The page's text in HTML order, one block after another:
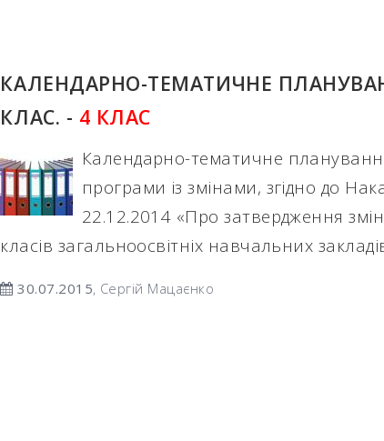
КАЛЕНДАРНО-ТЕМАТИЧНЕ
КЛАС. - 4 КЛАС
Календарно-тематичне
програми із змінами, згідно до
22.12.2014 «Про затвердження
класів загальноосвітніх навчальних
30.07.2015, Сергій Мацаєнко